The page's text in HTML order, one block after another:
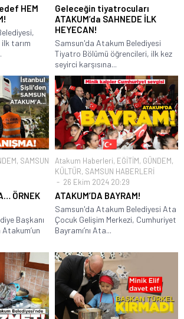
HEM
tarım
Geleceğin tiyatrocuları
ATAKUM’da SAHNEDE İLK
HEYECAN!
Samsun'da Atakum Belediyesi
Tiyatro Bölümü öğrencileri, ilk kez
seyirci karşısına...
, SAMSUN
ÖRNEK
Başkanı
Atakum’un
Atakum Haberleri, EĞİTİM, GÜNDEM,
KÜLTÜR, SAMSUN HABERLERİ
26 Ekim 2024 20:29
ATAKUM’DA BAYRAM!
Samsun'da Atakum Belediyesi Ata
Çocuk Gelişim Merkezi, Cumhuriyet
Bayramı’nı Ata...